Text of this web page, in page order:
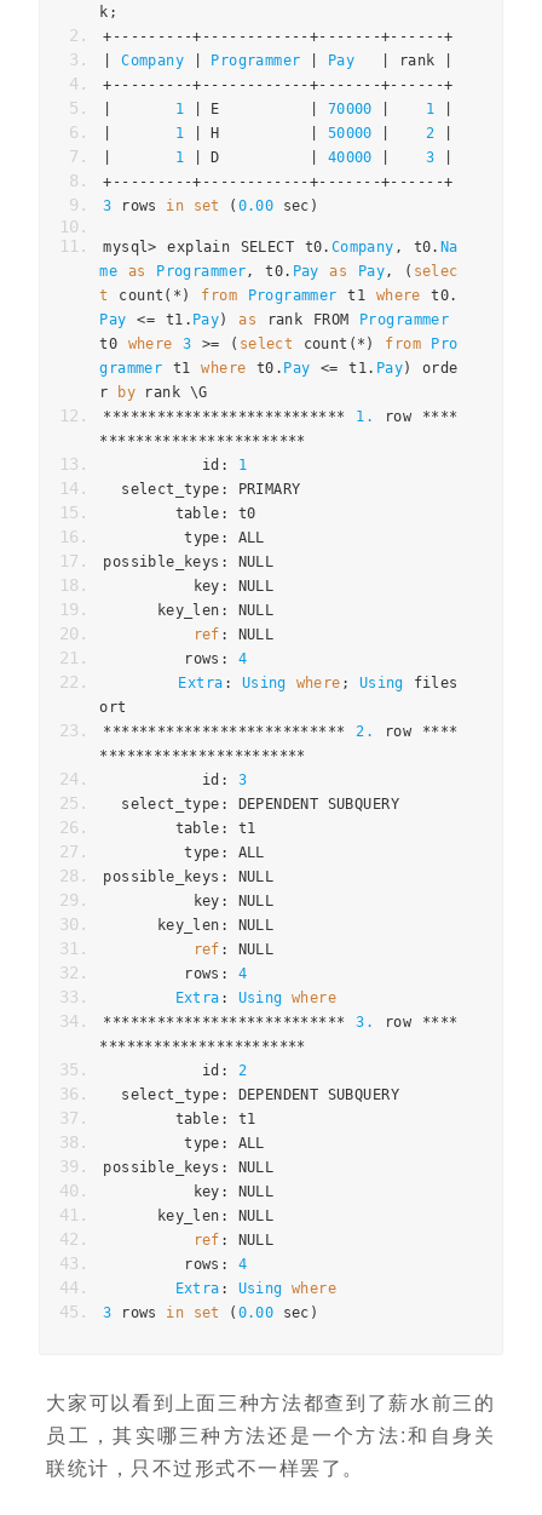
k ;
+---------+------------+-------+------+
Company Programmer Pay rank
+---------+------------+-------+------+
1 E 70000 1
1 H 50000 2
1 D 40000 3
+---------+------------+-------+------+
3 rows in set ( 0.00 sec )
mysql> explain SELECT t0. Company , t0. Na
me
as Programmer, t0. Pay as Pay, ( selec
t
count (*) from Programmer t1 where t0.
Pay
<= t1 . Pay) as rank FROM
Programmer
t0 where 3 >= ( select count (*) from
Pro
grammer t1 where t0 . Pay <= t1. Pay)
orde
r
by rank \G
***************************
1. row ****
***********************
           id
:
1
  select_type
:
PRIMARY
        table
:
t0
         type
:
ALL
possible_keys :
NULL
          key
:
NULL
      key_len
:
NULL
ref :
NULL
         rows
:
4
Extra : Using where ; Using files
ort
***************************
2. row ****
***********************
           id
:
3
  select_type
:
DEPENDENT SUBQUERY
        table
:
t1
         type
:
ALL
possible_keys :
NULL
          key
:
NULL
      key_len
:
NULL
ref :
NULL
         rows
:
4
Extra : Using where
***************************
3. row ****
***********************
           id
:
2
  select_type
:
DEPENDENT SUBQUERY
        table
:
t1
         type
:
ALL
possible_keys :
NULL
          key
:
NULL
      key_len
:
NULL
ref :
NULL
         rows
:
4
Extra : Using where
3 rows in set ( 0.00 sec )
大家可以看到上面三种方法都查到了薪水前三的
员工，其实哪三种方法还是一个方法:和自身关
联统计，只不过形式不一样罢了。